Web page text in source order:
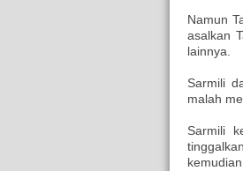
Namun
asalkan
lainnya.
Sarmili
malah
Sarmili